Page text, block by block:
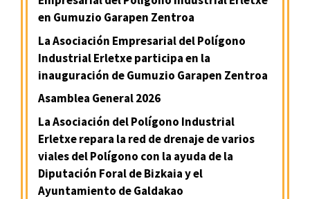
en Gumuzio Garapen Zentroa
La Asociación Empresarial del Polígono
Industrial Erletxe participa en la
inauguración de Gumuzio Garapen Zentroa
Asamblea General 2026
La Asociación del Polígono Industrial
Erletxe repara la red de drenaje de varios
viales del Polígono con la ayuda de la
Diputación Foral de Bizkaia y el
Ayuntamiento de Galdakao